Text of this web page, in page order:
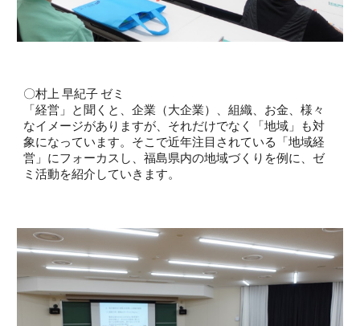
〇村上 早紀子 ゼミ
「経営」と聞くと、企業（大企業）、組織、お金、様々
なイメージがありますが、それだけでなく「地域」も対
象になっています。そこで近年注目されている「地域経
営」にフォーカスし、福島県内の地域づくりを例に、ゼ
ミ活動を紹介していきます。